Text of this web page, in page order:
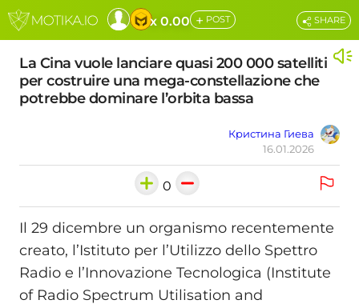
x 0.00 + POST
La Cina vuole lanciare quasi 200 000 satelliti
per costruire una mega-constellazione che
potrebbe dominare l’orbita bassa
Кристина Гиева
16.01.2026
SHARE
0
Il 29 dicembre un organismo recentemente
creato, l’Istituto per l’Utilizzo dello Spettro
Radio e l’Innovazione Tecnologica (Institute
of Radio Spectrum Utilisation and